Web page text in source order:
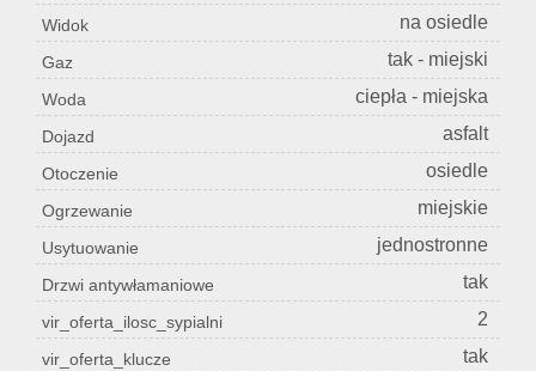
Widok na osiedle
Gaz tak - miejski
Woda ciepła - miejska
Dojazd asfalt
Otoczenie osiedle
Ogrzewanie miejskie
Usytuowanie jednostronne
Drzwi antywłamaniowe tak
vir_oferta_ilosc_sypialni 2
vir_oferta_klucze tak